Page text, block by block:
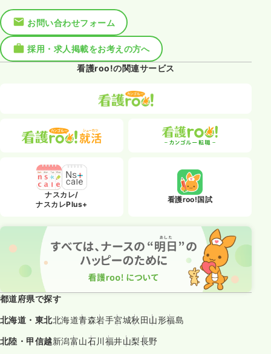
お問い合わせフォーム
採用・求人掲載をお考えの方へ
看護roo!の関連サービス
ナスカレ/
ナスカレPlus+
看護roo!国試
都道府県で探す
北海道・東北北海道青森岩手宮城秋田山形福島
北陸・甲信越新潟富山石川福井山梨長野